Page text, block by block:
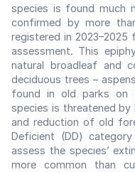
species is found much
confirmed by more
registered in
assessment. This
natural broadleaf and
deciduous trees –
found in old parks on
species is threatened
and reduction of old
Deficient (DD)
assess the species’
more common than